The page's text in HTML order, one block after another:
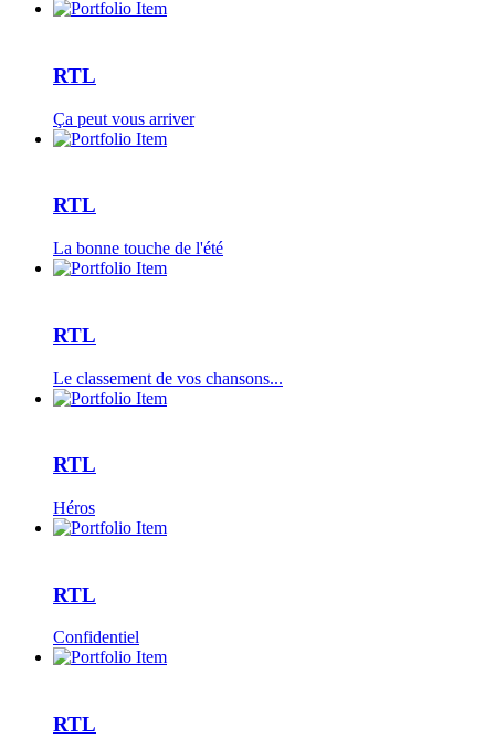
RTL
Ça peut vous arriver
RTL
La bonne touche de l'été
RTL
Le classement de vos chansons...
RTL
Héros
RTL
Confidentiel
RTL